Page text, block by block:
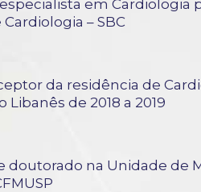
em Cardiologia
Cardiologia – SBC
da residência de
Libanês de 2018 a 2019
na Unidade de